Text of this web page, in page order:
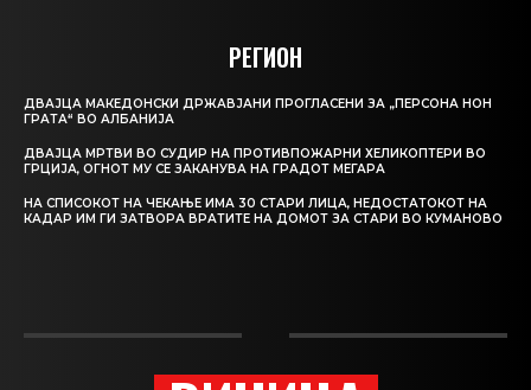
РЕГИОН
ДВАЈЦА МАКЕДОНСКИ ДРЖАВЈАНИ ПРОГЛАСЕНИ ЗА „ПЕРСОНА НОН
ГРАТА“ ВО АЛБАНИЈА
ДВАЈЦА МРТВИ ВО СУДИР НА ПРОТИВПОЖАРНИ ХЕЛИКОПТЕРИ ВО
ГРЦИЈА, ОГНОТ МУ СЕ ЗАКАНУВА НА ГРАДОТ МЕГАРА
НА СПИСОКОТ НА ЧЕКАЊЕ ИМА 30 СТАРИ ЛИЦА, НЕДОСТАТОКОТ НА
КАДАР ИМ ГИ ЗАТВОРА ВРАТИТЕ НА ДОМОТ ЗА СТАРИ ВО КУМАНОВО